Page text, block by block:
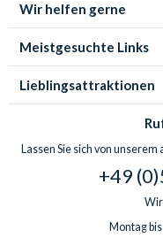
Wir helfen gerne
Meistgesuchte Links
Lieblingsattraktionen
Lassen Sie sich von
+49
Wir
Montag